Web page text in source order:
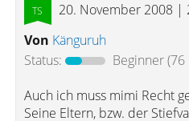
20. November 2008 |
Von Känguruh
Status:
Beginner(76
Auch ich muss mimi Recht
Seine Eltern, bzw. der